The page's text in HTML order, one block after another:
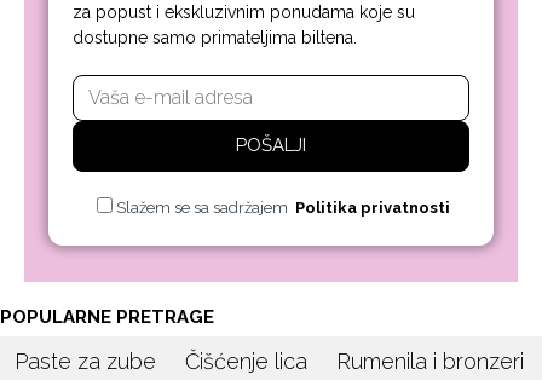
za popust i ekskluzivnim ponudama koje su
dostupne samo primateljima biltena.
POŠALJI
Slažem se sa sadržajem Politika privatnosti
POPULARNE PRETRAGE
Paste za zube Čišćenje lica Rumenila i bronzeri